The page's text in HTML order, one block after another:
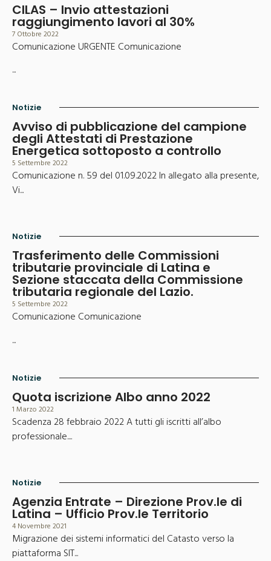
CILAS – Invio attestazioni
raggiungimento lavori al 30%
7 Ottobre 2022
Comunicazione URGENTE Comunicazione
...
Notizie
Avviso di pubblicazione del campione
degli Attestati di Prestazione
Energetica sottoposto a controllo
5 Settembre 2022
Comunicazione n. 59 del 01.09.2022 In allegato alla presente,
Vi...
Notizie
Trasferimento delle Commissioni
tributarie provinciale di Latina e
Sezione staccata della Commissione
tributaria regionale del Lazio.
5 Settembre 2022
Comunicazione Comunicazione
...
Notizie
Quota iscrizione Albo anno 2022
1 Marzo 2022
Scadenza 28 febbraio 2022 A tutti gli iscritti all’albo
professionale....
Notizie
Agenzia Entrate – Direzione Prov.le di
Latina – Ufficio Prov.le Territorio
4 Novembre 2021
Migrazione dei sistemi informatici del Catasto verso la
piattaforma SIT...